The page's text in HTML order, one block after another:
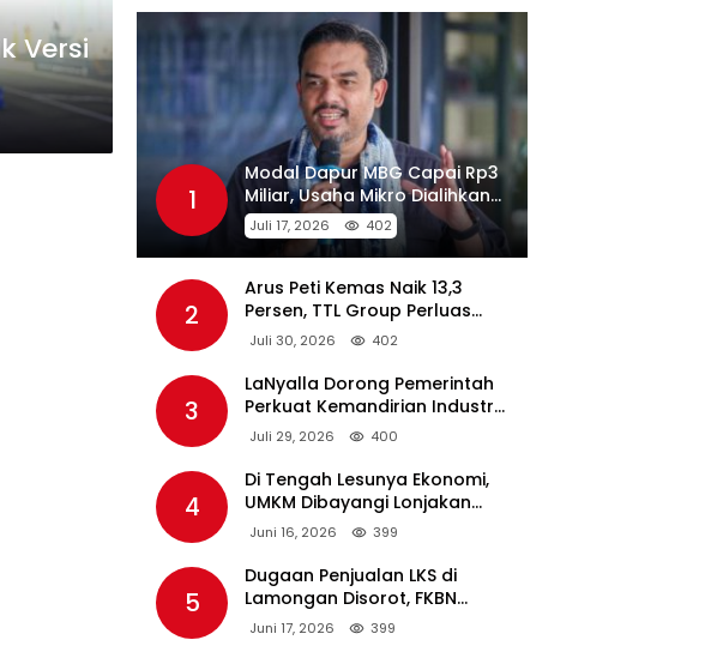
Versi
1
Modal Dapur MBG Capai Rp3
Miliar, Usaha Mikro Dialihkan
Jadi Pemasok
Juli 17, 2026 402
2
Arus Peti Kemas Naik 13,3
Persen, TTL Group Perluas
Konektivitas Maritim Global
Juli 30, 2026 402
3
LaNyalla Dorong Pemerintah
Perkuat Kemandirian Industri
Pertahanan Maritim Lewat PT
Juli 29, 2026 400
4
Di Tengah Lesunya Ekonomi,
UMKM Dibayangi Lonjakan
Harga BBM Nonsubsidi
Juni 16, 2026 399
5
Dugaan Penjualan LKS di
Lamongan Disorot, FKBN
Minta APH dan Dinas
Juni 17, 2026 399